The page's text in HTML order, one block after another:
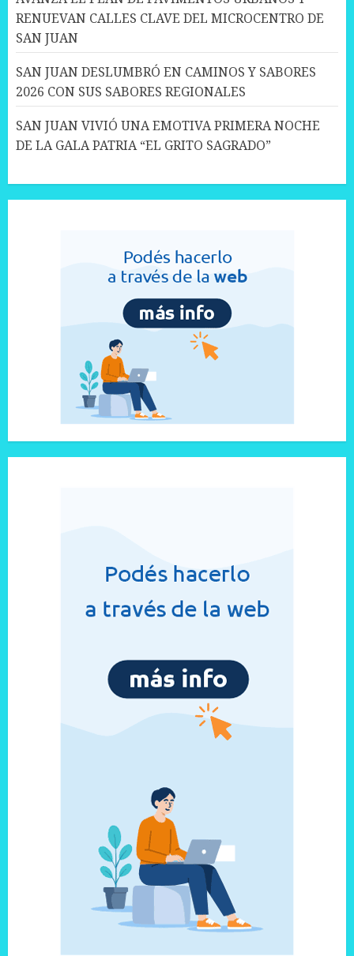
RENUEVAN CALLES CLAVE DEL MICROCENTRO DE
SAN JUAN
SAN JUAN DESLUMBRÓ EN CAMINOS Y SABORES
2026 CON SUS SABORES REGIONALES
SAN JUAN VIVIÓ UNA EMOTIVA PRIMERA NOCHE
DE LA GALA PATRIA “EL GRITO SAGRADO”